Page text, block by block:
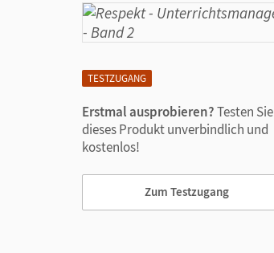
TESTZUGANG
Erstmal ausprobieren?Testen Sie
dieses Produkt unverbindlich und
kostenlos!
Zum Testzugang